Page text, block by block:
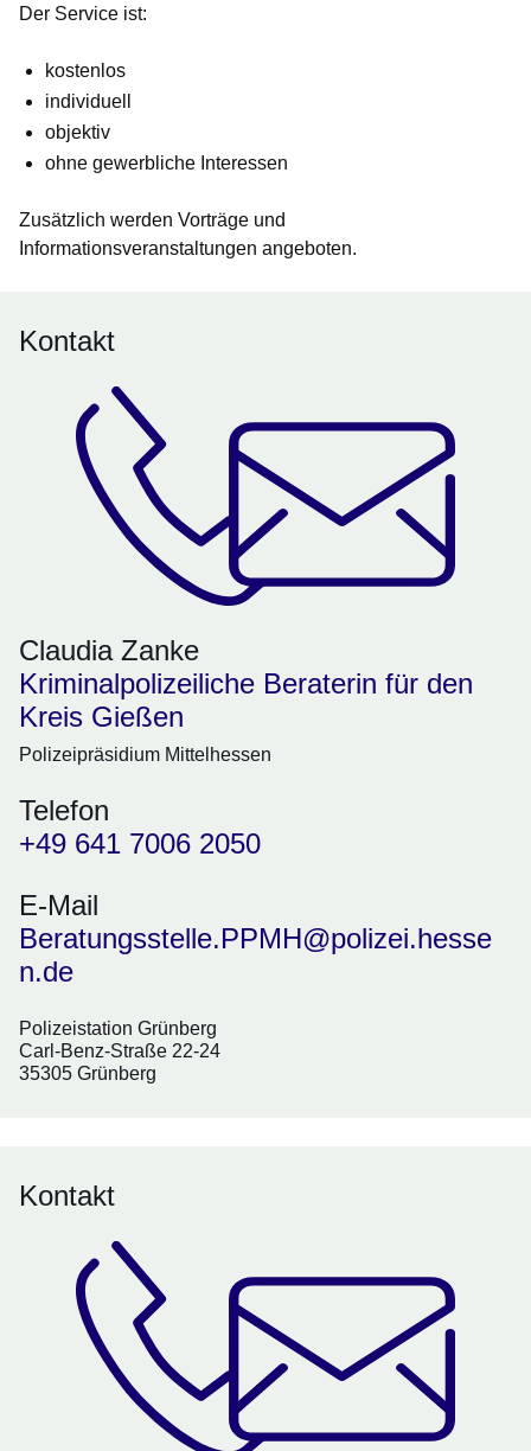
Der Service ist:
kostenlos
individuell
objektiv
ohne gewerbliche Interessen
Zusätzlich werden Vorträge und
Informationsveranstaltungen angeboten.
Kontakt
Claudia Zanke
Kriminalpolizeiliche Beraterin für den
Kreis Gießen
Polizeipräsidium Mittelhessen
Telefon
+49 641 7006 2050
E-Mail
Beratungsstelle.PPMH@polizei.hesse
n.de
Polizeistation Grünberg
Carl-Benz-Straße 22-24
35305 Grünberg
Kontakt